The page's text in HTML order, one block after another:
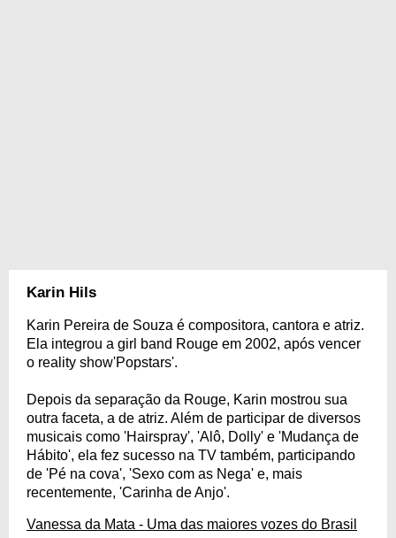
Karin Hils
Karin Pereira de Souza é compositora, cantora e atriz.
Ela integrou a girl band Rouge em 2002, após vencer
o reality show'Popstars'.
Depois da separação da Rouge, Karin mostrou sua
outra faceta, a de atriz. Além de participar de diversos
musicais como 'Hairspray', 'Alô, Dolly' e 'Mudança de
Hábito', ela fez sucesso na TV também, participando
de 'Pé na cova', 'Sexo com as Nega' e, mais
recentemente, 'Carinha de Anjo'.
Vanessa da Mata - Uma das maiores vozes do Brasil